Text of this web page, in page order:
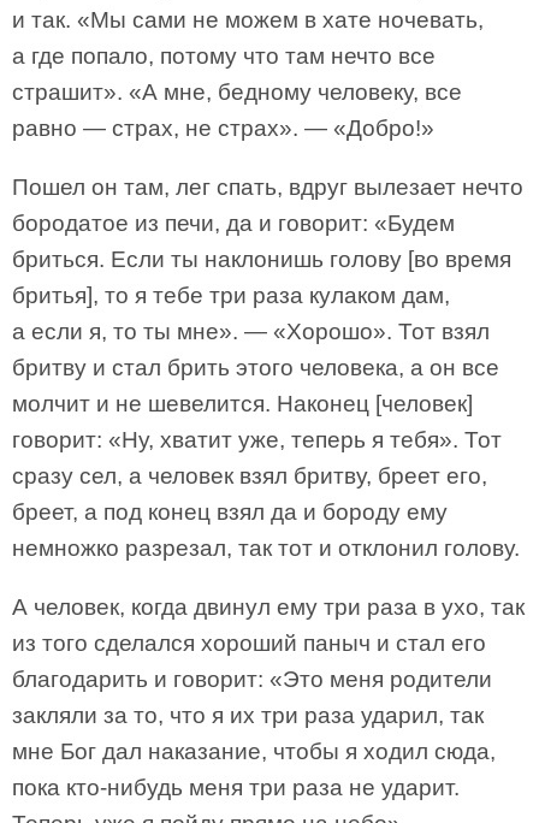
и так. «Мы сами не можем в хате ночевать,
а где попало, потому что там нечто все
страшит». «А мне, бедному человеку, все
равно — страх, не страх». — «Добро!»
Пошел он там, лег спать, вдруг вылезает нечто
бородатое из печи, да и говорит: «Будем
бриться. Если ты наклонишь голову [во время
бритья], то я тебе три раза кулаком дам,
а если я, то ты мне». — «Хорошо». Тот взял
бритву и стал брить этого человека, а он все
молчит и не шевелится. Наконец [человек]
говорит: «Ну, хватит уже, теперь я тебя». Тот
сразу сел, а человек взял бритву, бреет его,
бреет, а под конец взял да и бороду ему
немножко разрезал, так тот и отклонил голову.
А человек, когда двинул ему три раза в ухо, так
из того сделался хороший паныч и стал его
благодарить и говорит: «Это меня родители
закляли за то, что я их три раза ударил, так
мне Бог дал наказание, чтобы я ходил сюда,
пока кто-нибудь меня три раза не ударит.